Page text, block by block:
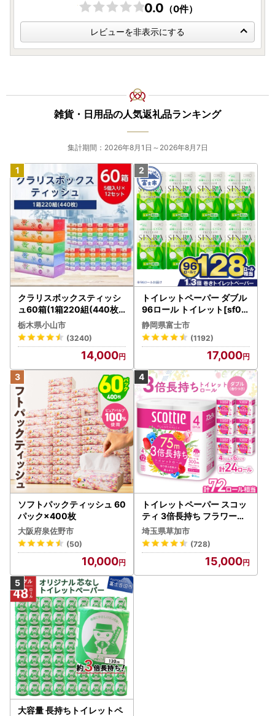
・お申し込み時にワンストップ特例申請について「希望す
る」をご選択いただいた方
・過去に他自治体も含め、自治体マイページや各ポータルサ
恐れ入りますが、以前オンライン申請をされた方（他自治体
を含む）には、寄附金受領証明書（圧着ハガキ）のみを送付
様にオンラインでの申請をお願いいたします。
本年度のご寄附について、郵送での申請をご希望の場合に
は、
「自治体マイページ」にて申請書をダウンロード・印刷いた
だき、お送りいただけますようお願いいたします。
下記URL「自治体マイページ」より、
寄附者様の情報が入ったワンストップ特例申請書がダウンロ
ード可能となります。
※自治体マイページへの寄附情報反映には、3日程度お時間
がかかってしまう可能性がございます。
https://mypg.jp/
お急ぎの方は総務省のダウンロードリンクより書類をダウン
ロードください。
総務省：https://www.soumu.go.jp/main_content/0003
97109.pdf
【ワンストップ申請をご希望の方へ】
秋田市ではオンライン、もしくは郵送にてワンストップ特例
申請を承っております。
どちらも申請期限は《ご寄附翌年の1月10日》となっており
ます。
申請期限を過ぎますと確定申告をしていただく必要がござい
ますのでご注意ください。
（1）オンライン申請について
「自治体マイページ」にてオンライン申請が可能でございま
す。詳細は下記URLからご確認ください。
https://mypg.jp/
（2）郵送での申請について
《ご寄附翌年の1月10日必着（消印無効）》の申請期限まで
に、下記宛先まで郵送お願いいたします。
〒010-8560 秋田県秋田市山王１丁目１番1号
秋田市役所 企画政策部 選ばれるまち戦略課 ふるさと納
税推進担当宛
0.0 （0件）
レビューを非表示にする
雑貨・日用品の人気返礼品ランキング
集計期間：2026年8月1日～2026年8月7日
クラリスボックスティッシ
ュ60箱(1箱220組(440枚))
(5個入り×12セット)【配送
不可地域：離島・沖縄県】
【1256759】
栃木県小山市
(3240)
14,000
トイレットペーパー ダブル
96ロール トイレット[sf00
1-012]
静岡県富士市
(1192)
17,000
ソフトパックティッシュ 60
パック×400枚
大阪府泉佐野市
(50)
10,000
トイレットペーパー スコッ
ティ 3倍長持ち フラワーパ
ック 4ロール×6P
埼玉県草加市
(728)
15,000
大容量 長持ちトイレットペ